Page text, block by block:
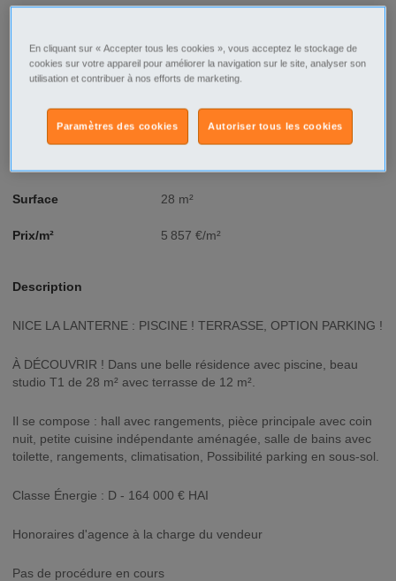
Consommation D 151 - 230
Émissions de gaz à A < 5
Surface 28 m²
Prix/m² 5 857 €/m²
Description
NICE LA LANTERNE : PISCINE ! TERRASSE, OPTION PARKING !
À DÉCOUVRIR ! Dans une belle résidence avec piscine, beau
studio T1 de 28 m² avec terrasse de 12 m².
Il se compose : hall avec rangements, pièce principale avec coin
nuit, petite cuisine indépendante aménagée, salle de bains avec
toilette, rangements, climatisation, Possibilité parking en sous-sol.
Classe Énergie : D - 164 000 € HAI
Honoraires d'agence à la charge du vendeur
Pas de procédure en cours
En cliquant sur « Accepter tous les cookies », vous acceptez le stockage de
cookies sur votre appareil pour améliorer la navigation sur le site, analyser son
utilisation et contribuer à nos efforts de marketing.
Autoriser tous les cookies
Paramètres des cookies